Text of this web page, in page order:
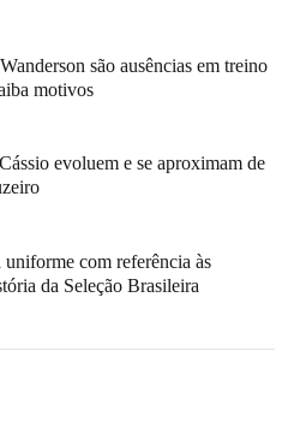
são ausências em treino
motivos
evoluem e se aproximam de
com referência às
da Seleção Brasileira